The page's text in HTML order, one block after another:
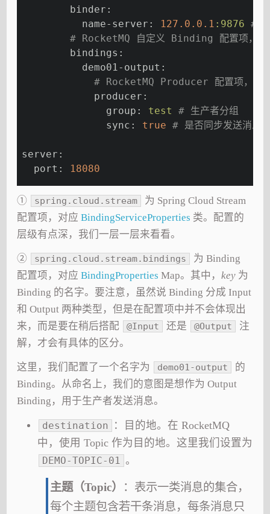
        binder:
          name-server:
127.0 .0 .1 :9876 #
# RocketMQ 自定义 Binding 配置项，
        bindings:
          demo01-output:
# RocketMQ Producer 配置项，
            producer:
              group:
test
# 生产者分组
              sync:
true # 是否同步发送消
server:
  port:
18080
① spring.cloud.stream
为 Spring Cloud Stream
配置项，对应BindingServiceProperties 类。配置的
层级有点深，我们一层一层来看看。
② spring.cloud.stream.bindings
为 Binding
配置项，对应BindingProperties Map。其中，key 为
Binding 的名字。要注意，虽然说 Binding 分成 Input
和 Output 两种类型，但是在配置项中并不会体现出
来，而是要在稍后搭配
@Input 还是 @Output
注
解，才会有具体的区分。
这里，我们配置了一个名字为 demo01-output
的
Binding。从命名上，我们的意图是想作为 Output
Binding，用于生产者发送消息。
destination
：目的地。在 RocketMQ
中，使用 Topic 作为目的地。这里我们设置为
DEMO-TOPIC-01 。
主题（Topic）
：表示一类消息的集合，
每个主题包含若干条消息，每条消息只